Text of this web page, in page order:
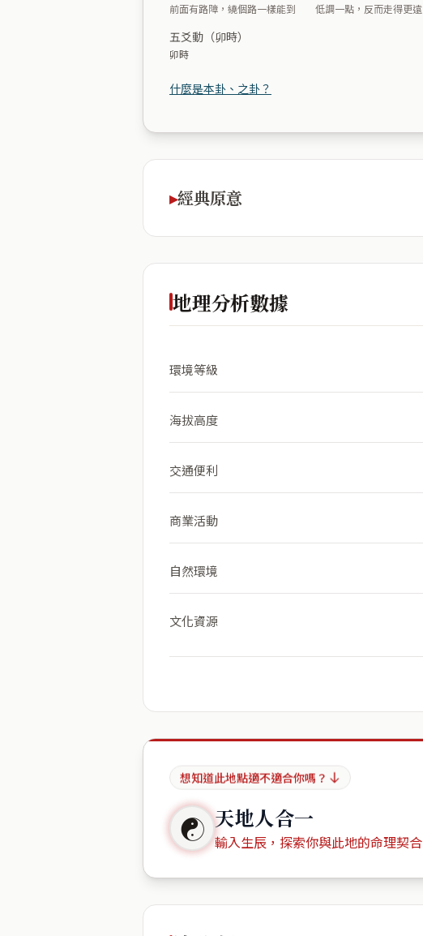
前面有路障，繞個路一樣能到 低調一點，反而走得更遠
五爻動（卯時）
卯時
什麼是本卦、之卦？
經典原意
地理分析數據
環境等級
海拔高度
交通便利
商業活動
自然環境
文化資源
想知道此地點適不適合你嗎？
☯ 天地人合一
輸入生辰，探索你與此地的命理契合